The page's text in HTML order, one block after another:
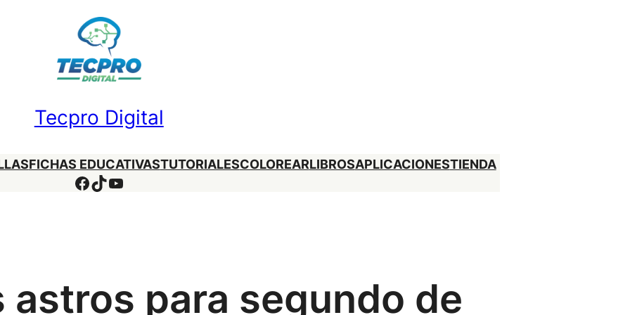
Tecpro Digital
FICHAS EDUCATIVASTUTORIALESCOLOREARLIBROSAPLICACIONESTIENDA
Facebook
TikTok
YouTube
astros para segundo de